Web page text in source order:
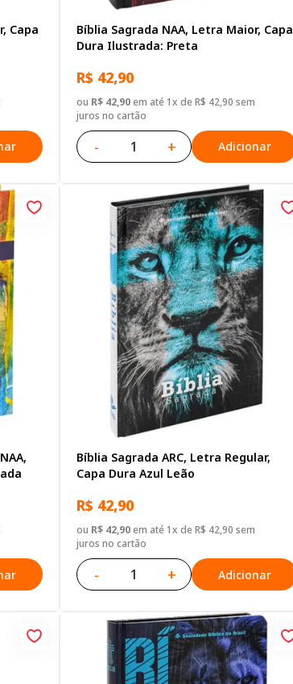
Capa
Bíblia Sagrada NAA, Letra Maior, Capa
Dura Ilustrada: Preta
R$ 42,90
ou R$ 42,90em até 1x de R$ 42,90 sem
juros no cartão
- + Adicionar
Bíblia Sagrada ARC, Letra Regular,
Capa Dura Azul Leão
R$ 42,90
ou R$ 42,90em até 1x de R$ 42,90 sem
juros no cartão
- + Adicionar